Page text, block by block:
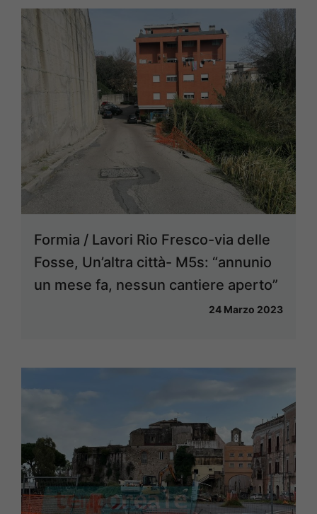
Formia / Lavori Rio Fresco-via delle
Fosse, Un’altra città- M5s: “annunio
un mese fa, nessun cantiere aperto”
24 Marzo 2023